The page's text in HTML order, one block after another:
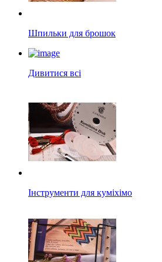
Шпильки для брошок
Дивитися всі
Інструменти для куміхімо